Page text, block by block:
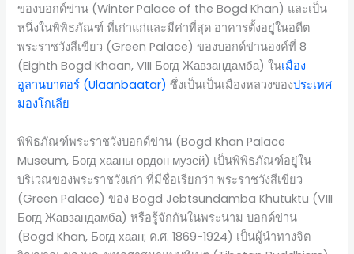
ของบอกด์ข่าน (Winter Palace of the Bogd Khan) และเป็น
หนึ่งในพิพิธภัณฑ์ ที่เก่าแก่และมีค่าที่สุด อาคารตั้งอยู่ในอดีต
พระราชวังสีเขียว (Green Palace) ของบอกด์ข่านองค์ที่ 8
(Eighth Bogd Khaan, VIII Богд Жавзандамба) ในเมือง
อูลานบาตอร์ (Ulaanbaatar) ซึ่งเป็นเป็นเมืองหลวงของประเทศ
มองโกเลีย
พิพิธภัณฑ์พระราชวังบอกด์ข่าน (Bogd Khan Palace
Museum, Богд хааны ордон музей) เป็นพิพิธภัณฑ์อยู่ใน
บริเวณของพระราชวังเก่า ที่มีชื่อเรียกว่า พระราชวังสีเขียว
(Green Palace) ของ Bogd Jebtsundamba Khutuktu (VIII
Богд Жавзандамба) หรือรู้จักกันในพระนาม บอกด์ข่าน
(Bogd Khan, Богд хаан; ค.ศ. 1869-1924) เป็นผู้นำทางจิต